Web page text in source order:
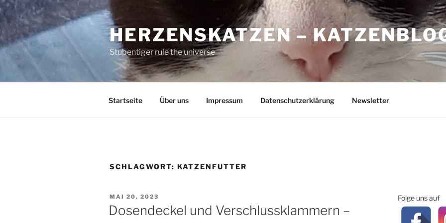
Zum
Inhalt
springen
HERZENSKATZEN –
Stubentiger rule the universe
Startseite Über uns Impressum Datenschutzerklärung Newsletter
SCHLAGWORT: KATZENFUTTER
VERÖFFENTLICHT
AM
MAI 20, 2023
Dosendeckel und Verschlussklammern –
Folge uns auf